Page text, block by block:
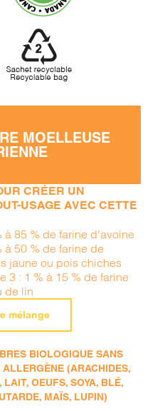
MOELLEUSE
CRÉER UN
USAGE AVEC CETTE
à 85 % de farine d'avoine
à 50 % de farine de
jaune ou pois chiches
3 : 1 % à 15 % de farine
de lin
mélange
BIOLOGIQUE SANS
(ARACHIDES,
LAIT, OEUFS, SOYA, BLÉ,
MAÏS, LUPIN)